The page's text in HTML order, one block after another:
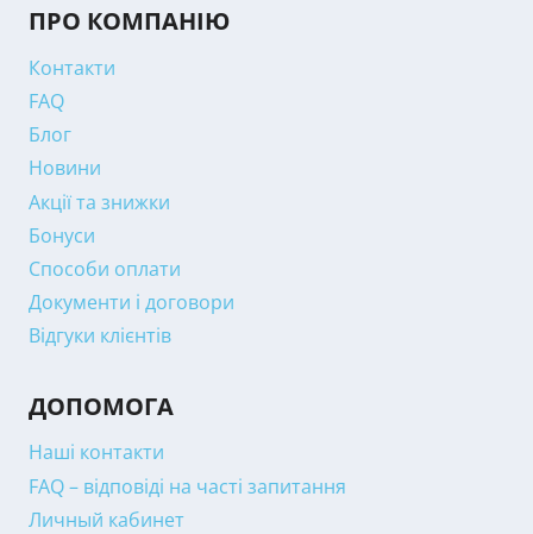
ПРО КОМПАНІЮ
Контакти
FAQ
Блог
Новини
Акції та знижки
Бонуси
Способи оплати
Документи і договори
Відгуки клієнтів
ДОПОМОГА
Наші контакти
FAQ – відповіді на часті запитання
Личный кабинет